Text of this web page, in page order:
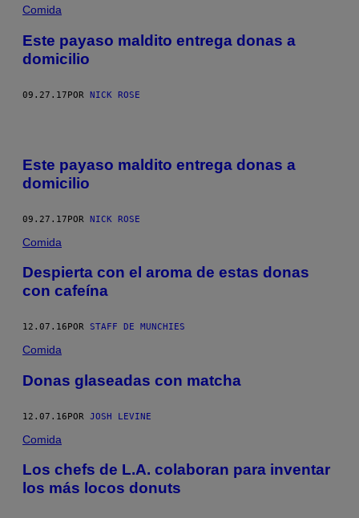
Comida
Este payaso maldito entrega donas a
domicilio
09.27.17POR NICK ROSE
Este payaso maldito entrega donas a
domicilio
09.27.17POR NICK ROSE
Comida
Despierta con el aroma de estas donas
con cafeína
12.07.16 POR STAFF DE MUNCHIES
Comida
Donas glaseadas con matcha
12.07.16POR JOSH LEVINE
Comida
Los chefs de L.A. colaboran para inventar
los más locos donuts